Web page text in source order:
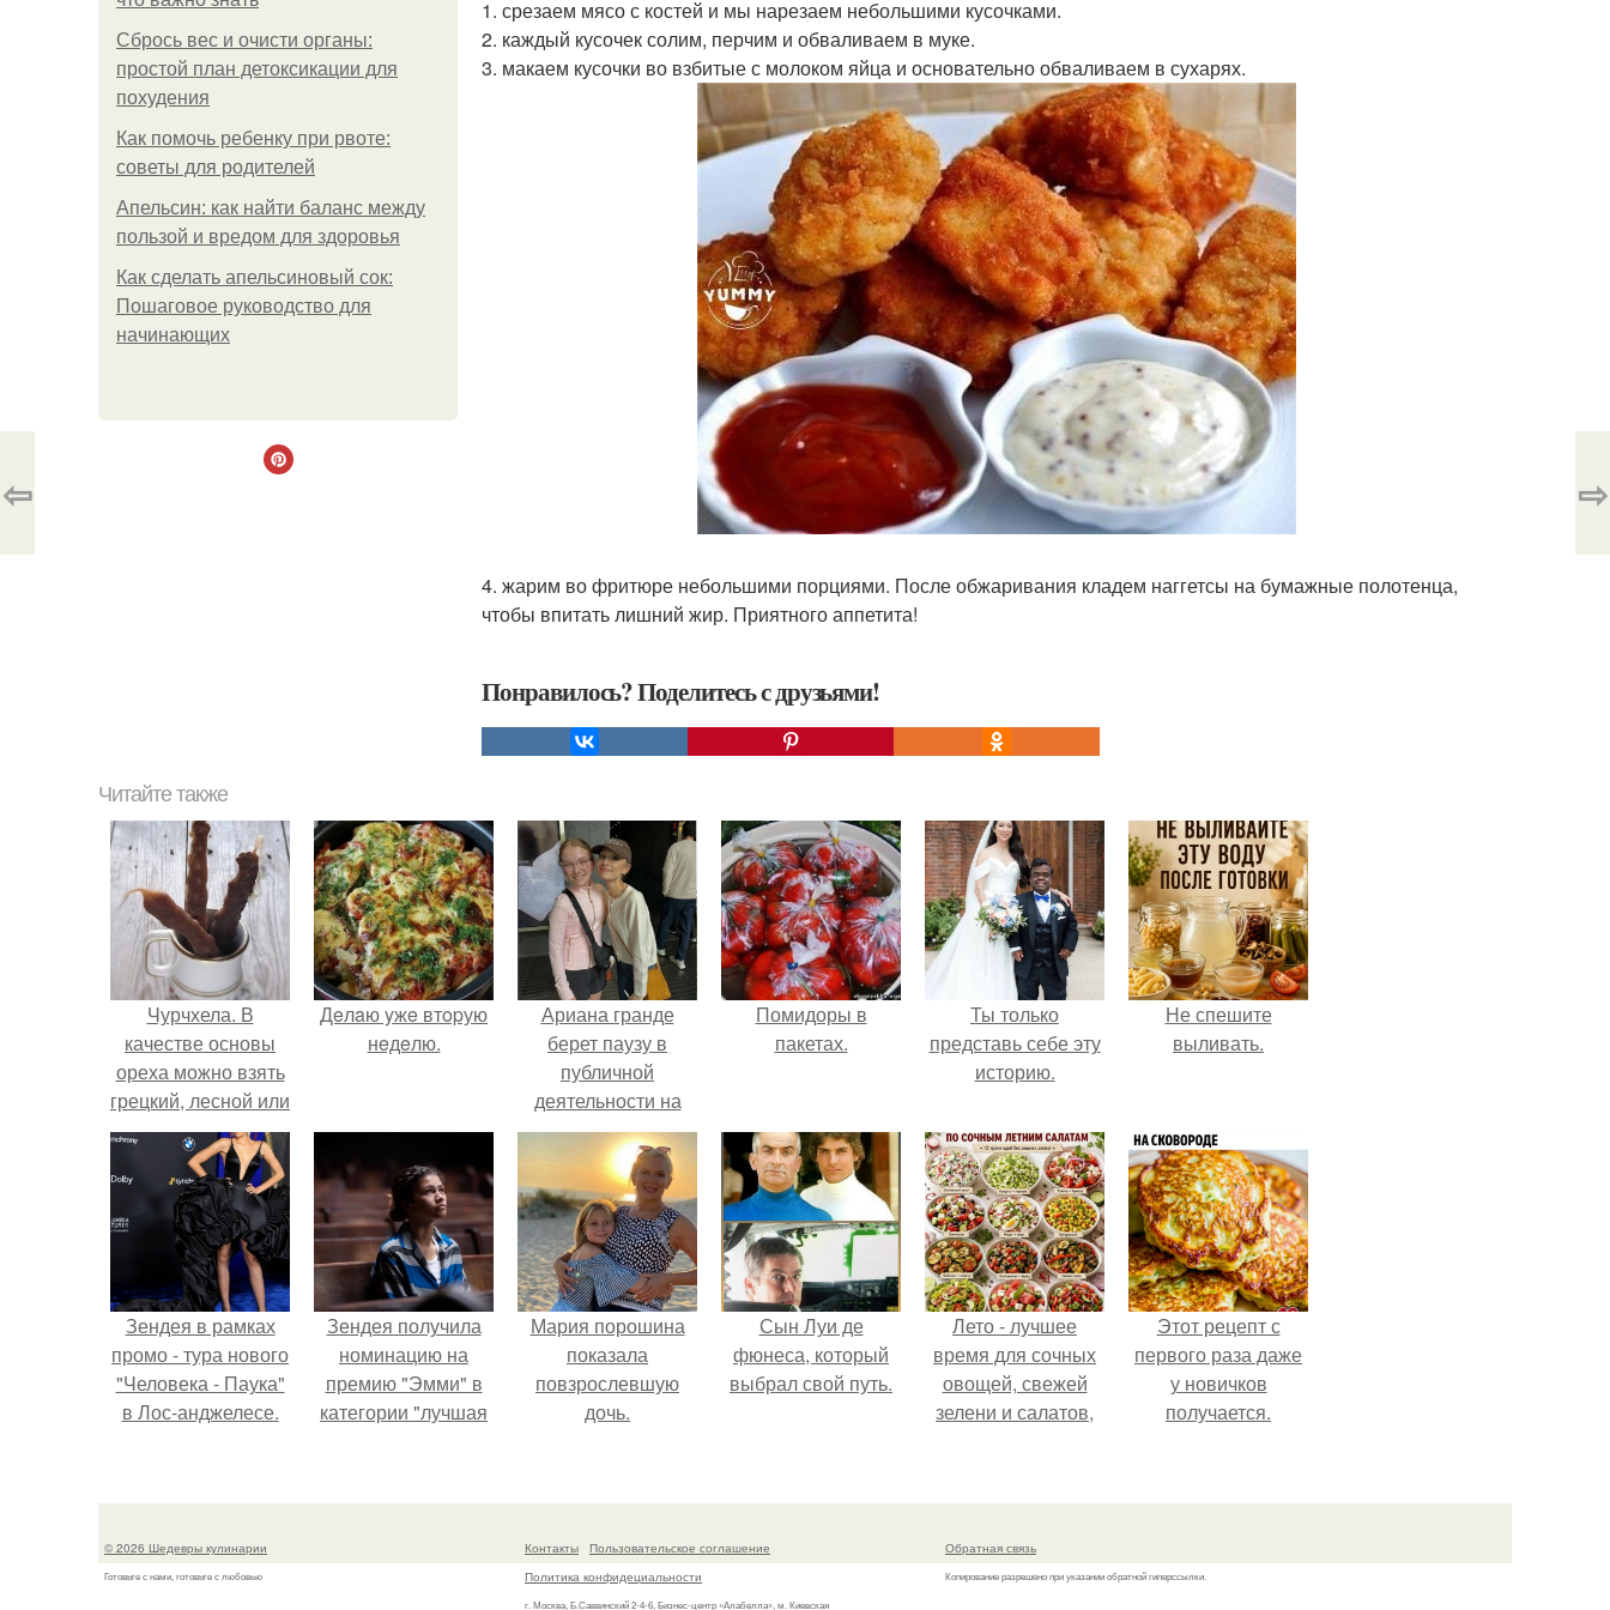
Сбрось вес и очисти органы:
простой план детоксикации для
похудения
Как помочь ребенку при рвоте:
советы для родителей
Апельсин: как найти баланс между
пользой и вредом для здоровья
Как сделать апельсиновый сок:
Пошаговое руководство для
начинающих
1. срезаем мясо с костей и мы нарезаем небольшими кусочками.
2. каждый кусочек солим, перчим и обваливаем в муке.
3. макаем кусочки во взбитые с молоком яйца и основательно обваливаем в сухарях.
4. жарим во фритюре небольшими порциями. После обжаривания кладем наггетсы на бумажные полотенца,
чтобы впитать лишний жир. Приятного аппетита!
Понравилось? Поделитесь с друзьями!
⇦ ⇨
Читайте также
Чурчхела. В
качестве основы
ореха можно взять
грецкий, лесной или
миндаль.
Дeлaю yжe втopую
нeдeлю.
Ариана гранде
берет паузу в
публичной
деятельности на
фоне слухов о
своем здоровье.
Помидоры в
пакетах.
Ты только
представь себе эту
историю.
Не спешите
выливать.
Зендея в рамках
промо - тура нового
"Человека - Паука"
в Лос-анджелесе.
Зендея получила
номинацию на
премию "Эмми" в
категории "лучшая
сериале" за третий
Мария порошина
показала
повзрослевшую
дочь.
Сын Луи де
фюнеса, который
выбрал свой путь.
Лето - лучшее
время для сочных
овощей, свежей
зелени и салатов,
несколько минут.
Этот рецепт с
первого раза даже
у новичков
получается.
© 2026 Шедевры кулинарии
Готовьте с нами, готовьте с любовью
Контакты
Пользовательское соглашение
Политика конфидециальности
г. Москва, Б.Саввинский 2-4-6, Бизнес-центр «Алабелла», м. Киевская
Обратная связь
Копирование разрешено при указании обратной гиперссылки.